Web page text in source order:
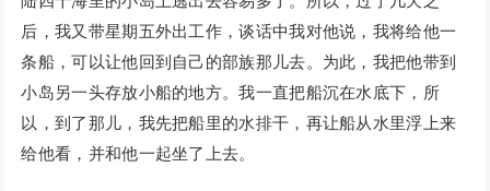
后，我又带星期五外出工作，谈话中我对他说，我将给他一
条船，可以让他回到自己的部族那儿去。为此，我把他带到
小岛另一头存放小船的地方。我一直把船沉在水底下，所
以，到了那儿，我先把船里的水排干，再让船从水里浮上来
给他看，并和他一起坐了上去。